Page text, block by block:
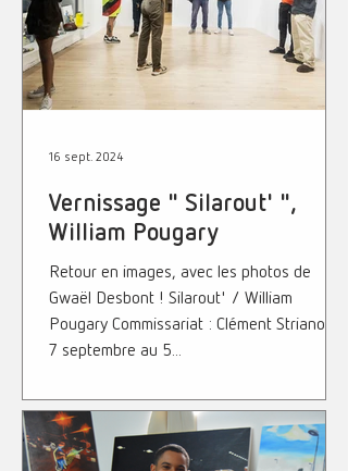
Vernissage " Silarout' ",
William Pougary
Retour en images, avec les photos de
Gwaël Desbont ! Silarout' / William
Pougary Commissariat : Clément Striano du
7 septembre au 5...
16 sept. 2024